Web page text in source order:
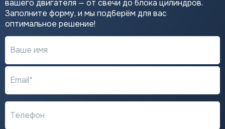
вашего двигателя — от свечи до блока цилиндров.
Заполните форму, и мы подберём для вас
оптимальное решение!
Ваше имя
Email*
Телефон